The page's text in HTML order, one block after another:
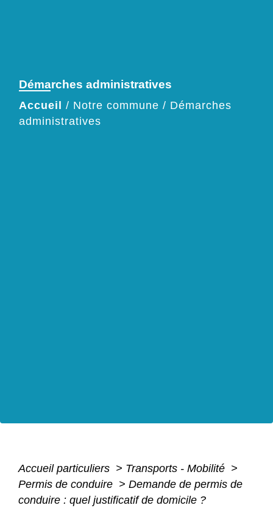
Démarches administratives
Accueil / Notre commune / Démarches
administratives
Accueil particuliers > Transports - Mobilité >
Permis de conduire > Demande de permis de
conduire : quel justificatif de domicile ?